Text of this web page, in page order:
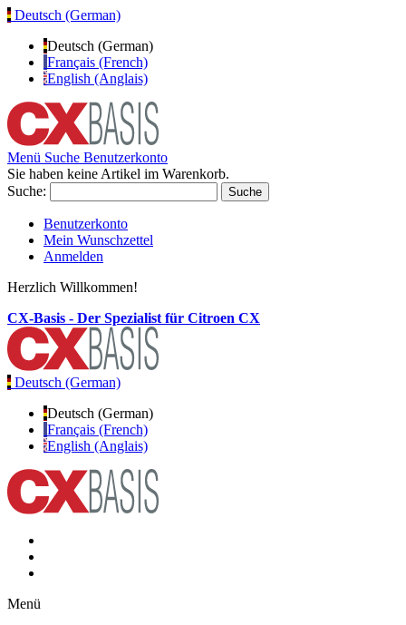
Deutsch (German)
Deutsch (German)
Français (French)
English (Anglais)
Menü Suche Benutzerkonto
Sie haben keine Artikel im Warenkorb.
Suche:
Suche
Benutzerkonto
Mein Wunschzettel
Anmelden
Herzlich Willkommen!
CX-Basis - Der Spezialist für Citroen CX
Deutsch (German)
Deutsch (German)
Français (French)
English (Anglais)
Menü